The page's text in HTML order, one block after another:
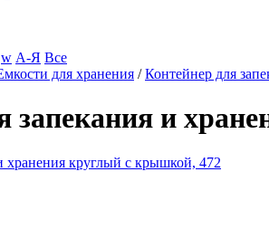
w А-Я Все
для хранения /Контейнер для
запекания и